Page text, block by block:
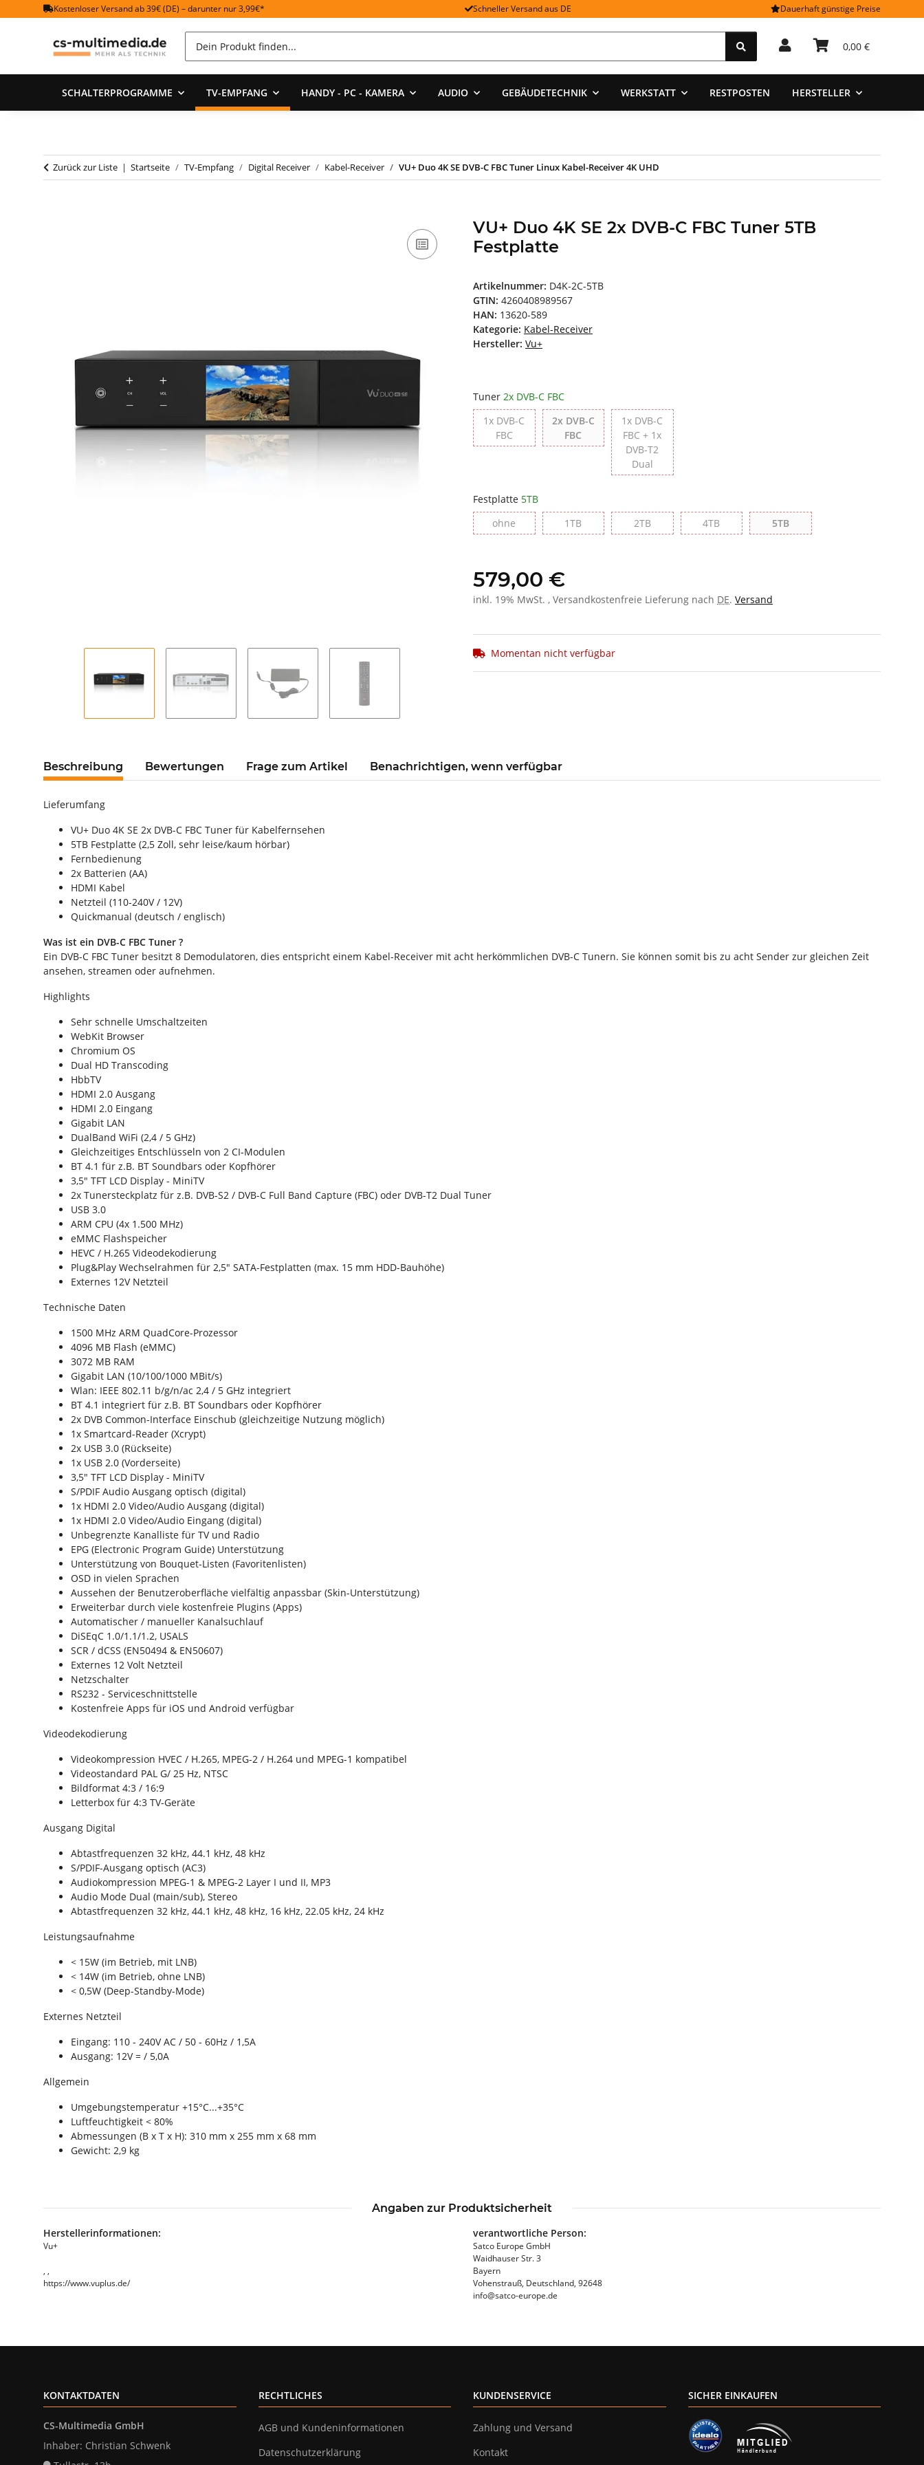
Kostenloser Versand ab 39€ (DE) – darunter nur 3,99€* Schneller Versand aus DE Dauerhaft günstige Preise
0,00 €
SCHALTERPROGRAMME TV-EMPFANG HANDY - PC - KAMERA AUDIO GEBÄUDETECHNIK WERKSTATT RESTPOSTEN HERSTELLER
Zurück zur Liste Startseite TV-Empfang Digital Receiver Kabel-Receiver VU+ Duo 4K SE DVB-C FBC Tuner Linux Kabel-Receiver 4K UHD
VU+ Duo 4K SE 2x DVB-C FBC Tuner 5TB
Festplatte
Artikelnummer: D4K-2C-5TB
GTIN: 4260408989567
HAN: 13620-589
Kategorie: Kabel-Receiver
Hersteller: Vu+
Tuner 2x DVB-C FBC
1x DVB-C
FBC1x DVB-C FBC
2x DVB-C
FBC 2x DVB-C FBC
1x DVB-C
FBC + 1x
DVB-T2
Dual1x DVB-C FBC + 1x DVB-T2 Dual
Festplatte 5TB
ohne ohne 1TB1TB 2TB2TB 4TB4TB 5TB5TB
579,00 €
inkl. 19% MwSt. , Versandkostenfreie Lieferung nach DE. Versand
Momentan nicht verfügbar
Beschreibung Bewertungen Frage zum Artikel Benachrichtigen, wenn verfügbar
Lieferumfang
VU+ Duo 4K SE 2x DVB-C FBC Tuner für Kabelfernsehen
5TB Festplatte (2,5 Zoll, sehr leise/kaum hörbar)
Fernbedienung
2x Batterien (AA)
HDMI Kabel
Netzteil (110-240V / 12V)
Quickmanual (deutsch / englisch)
Was ist ein DVB-C FBC Tuner ?
Ein DVB-C FBC Tuner besitzt 8 Demodulatoren, dies entspricht einem Kabel-Receiver mit acht herkömmlichen DVB-C Tunern. Sie können somit bis zu acht Sender zur gleichen Zeit
ansehen, streamen oder aufnehmen.
Highlights
Sehr schnelle Umschaltzeiten
WebKit Browser
Chromium OS
Dual HD Transcoding
HbbTV
HDMI 2.0 Ausgang
HDMI 2.0 Eingang
Gigabit LAN
DualBand WiFi (2,4 / 5 GHz)
Gleichzeitiges Entschlüsseln von 2 CI-Modulen
BT 4.1 für z.B. BT Soundbars oder Kopfhörer
3,5" TFT LCD Display - MiniTV
2x Tunersteckplatz für z.B. DVB-S2 / DVB-C Full Band Capture (FBC) oder DVB-T2 Dual Tuner
USB 3.0
ARM CPU (4x 1.500 MHz)
eMMC Flashspeicher
HEVC / H.265 Videodekodierung
Plug&Play Wechselrahmen für 2,5" SATA-Festplatten (max. 15 mm HDD-Bauhöhe)
Externes 12V Netzteil
Technische Daten
1500 MHz ARM QuadCore-Prozessor
4096 MB Flash (eMMC)
3072 MB RAM
Gigabit LAN (10/100/1000 MBit/s)
Wlan: IEEE 802.11 b/g/n/ac 2,4 / 5 GHz integriert
BT 4.1 integriert für z.B. BT Soundbars oder Kopfhörer
2x DVB Common-Interface Einschub (gleichzeitige Nutzung möglich)
1x Smartcard-Reader (Xcrypt)
2x USB 3.0 (Rückseite)
1x USB 2.0 (Vorderseite)
3,5" TFT LCD Display - MiniTV
S/PDIF Audio Ausgang optisch (digital)
1x HDMI 2.0 Video/Audio Ausgang (digital)
1x HDMI 2.0 Video/Audio Eingang (digital)
Unbegrenzte Kanalliste für TV und Radio
EPG (Electronic Program Guide) Unterstützung
Unterstützung von Bouquet-Listen (Favoritenlisten)
OSD in vielen Sprachen
Aussehen der Benutzeroberfläche vielfältig anpassbar (Skin-Unterstützung)
Erweiterbar durch viele kostenfreie Plugins (Apps)
Automatischer / manueller Kanalsuchlauf
DiSEqC 1.0/1.1/1.2, USALS
SCR / dCSS (EN50494 & EN50607)
Externes 12 Volt Netzteil
Netzschalter
RS232 - Serviceschnittstelle
Kostenfreie Apps für iOS und Android verfügbar
Videodekodierung
Videokompression HVEC / H.265, MPEG-2 / H.264 und MPEG-1 kompatibel
Videostandard PAL G/ 25 Hz, NTSC
Bildformat 4:3 / 16:9
Letterbox für 4:3 TV-Geräte
Ausgang Digital
Abtastfrequenzen 32 kHz, 44.1 kHz, 48 kHz
S/PDIF-Ausgang optisch (AC3)
Audiokompression MPEG-1 & MPEG-2 Layer I und II, MP3
Audio Mode Dual (main/sub), Stereo
Abtastfrequenzen 32 kHz, 44.1 kHz, 48 kHz, 16 kHz, 22.05 kHz, 24 kHz
Leistungsaufnahme
< 15W (im Betrieb, mit LNB)
< 14W (im Betrieb, ohne LNB)
< 0,5W (Deep-Standby-Mode)
Externes Netzteil
Eingang: 110 - 240V AC / 50 - 60Hz / 1,5A
Ausgang: 12V = / 5,0A
Allgemein
Umgebungstemperatur +15°C...+35°C
Luftfeuchtigkeit < 80%
Abmessungen (B x T x H): 310 mm x 255 mm x 68 mm
Gewicht: 2,9 kg
Angaben zur Produktsicherheit
Herstellerinformationen:
Vu+
, ,
https://www.vuplus.de/
verantwortliche Person:
Satco Europe GmbH
Waidhauser Str. 3
Bayern
Vohenstrauß, Deutschland, 92648
info@satco-europe.de
KONTAKTDATEN
CS-Multimedia GmbH
Inhaber: Christian Schwenk
RECHTLICHES
AGB und Kundeninformationen
Datenschutzerklärung
KUNDENSERVICE
Zahlung und Versand
Kontakt
SICHER EINKAUFEN